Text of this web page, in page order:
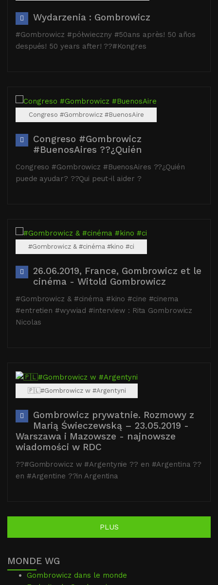
Wydarzenia : Gombrowicz
#Gombrowicz #półwieczny #50ans après! 50 años
después! 50 years after! ??#Kongres
Congreso #Gombrowicz #BuenosAire
Congreso #Gombrowicz
#BuenosAires ??¿Quién
Congreso #Gombrowicz #BuenosAires ??¿Quién
puede ayudar? ??Qui peut-il aider ?
#Gombrowicz & #cinéma #kino #ci
26.06.2019, France, Gombrowicz et le
cinéma - Witold Gombrowicz
#Gombrowicz & #cinéma #kino #cine #cinema
#entretien #wywiad #interview : Rita Gombrowicz
Nicolas
🇵🇱#Gombrowicz w #Argentyni
Gombrowicz prywatnie. Rozmowy z
Marią Świeczewską – 23.05.2019 -
Warszawa i Mazowsze - najnowsze
wiadomości w RDC
??#Gombrowicz w #Argentynie ?? en #Argentina ??
en #Argentine ??in Argentina
PLUS
MONDE WG
Gombrowicz dans le monde